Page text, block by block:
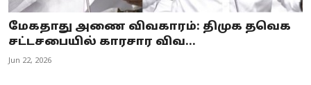
மேகதாது அணை விவகாரம்: திமுக தவெக
சட்டசபையில் காரசார விவ...
Jun 22, 2026